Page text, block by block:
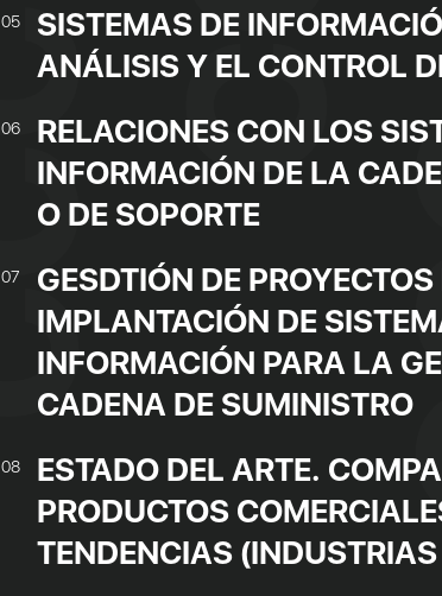
05
SISTEMAS DE
ANÁLISIS Y EL CONTROL
06
RELACIONES CON LOS
INFORMACIÓN DE LA
O DE SOPORTE
07
GESDTIÓN DE PROYECTOS
IMPLANTACIÓN DE
INFORMACIÓN PARA LA
CADENA DE SUMINISTRO
08
ESTADO DEL ARTE.
PRODUCTOS
TENDENCIAS